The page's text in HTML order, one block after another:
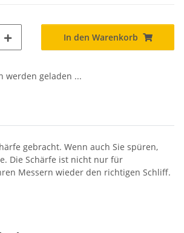
In den Warenkorb
werden geladen ...
gebracht. Wenn auch Sie spüren,
Die Schärfe ist nicht nur für
Messern wieder den richtigen Schliff.